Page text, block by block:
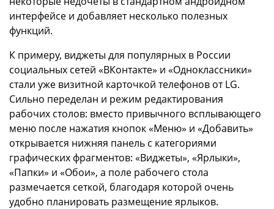
интерфейсе и добавляет несколько полезных
функций.
К примеру, виджеты для популярных в России
социальных сетей «ВКонтакте» и «Одноклассники»
стали уже визитной карточкой телефонов от LG.
Сильно переделан и режим редактирования
рабочих столов: вместо привычного всплывающего
меню после нажатия кнопок «Меню» и «Добавить»
открывается нижняя панель с категориями
графических фрагментов: «Виджеты», «Ярлыки»,
«Папки» и «Обои», а поле рабочего стола
размечается сеткой, благодаря которой очень
удобно планировать размещение ярлыков.